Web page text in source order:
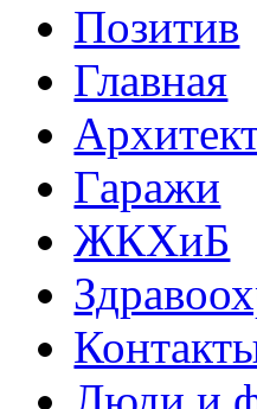
Позитив
Главная
Гаражи
ЖКХиБ